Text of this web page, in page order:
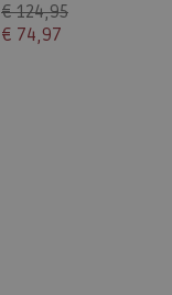
€ 124,95
€ 74,97